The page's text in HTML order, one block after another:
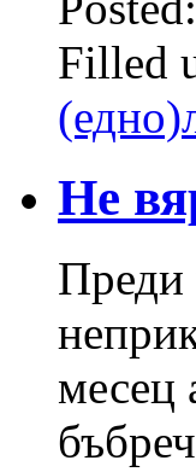
Filled
Не
Преди
месец